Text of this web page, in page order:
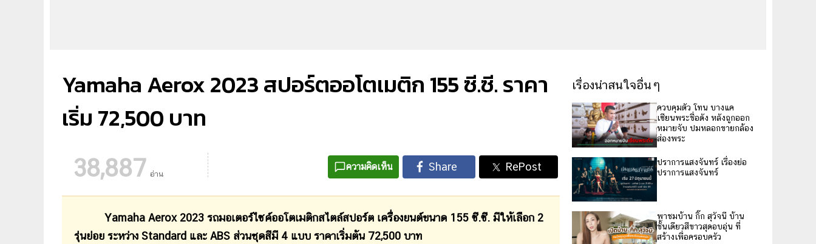
Yamaha Aerox 2023 สปอร์ตออโตเมติก 155 ซี.ซี. ราคา
เริ่ม 72,500 บาท
38,887 อ่าน
ความคิดเห็น
Yamaha Aerox 2023 รถมอเตอร์ไซค์ออโตเมติกสไตล์สปอร์ต เครื่องยนต์ขนาด 155 ซี.ซี. มีให้เลือก 2
รุ่นย่อย ระหว่าง Standard และ ABS ส่วนชุดสีมี 4 แบบ ราคาเริ่มต้น 72,500 บาท
เรื่องน่าสนใจอื่นๆ
ควบคุมตัว โทน บางแค
เซียนพระชื่อดัง หลังถูกออก
หมายจับ ปมหลอกขายกล้อง
ส่องพระ
ปราการแสงจันทร์ เรื่องย่อ
ปราการแสงจันทร์
พาชมบ้าน กิ๊ก สุวัจนี บ้าน
ชั้นเดียวสีขาวสุดอบอุ่น ที่
สร้างเพื่อครอบครัว